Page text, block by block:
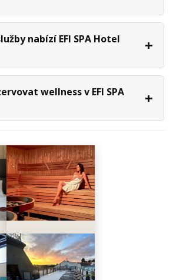
nabízí EFI SPA Hotel
wellness v EFI SPA